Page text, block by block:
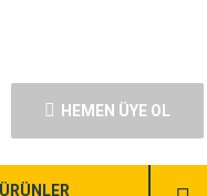
HEMEN ÜYE OL
ÜRÜNLER